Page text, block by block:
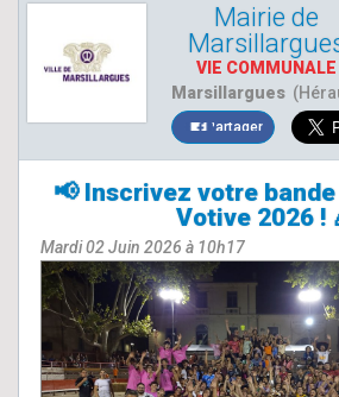
Mairie de
VIE COMMUNALE
Marsillargues
Partager
📢 Inscrivez votre
Votive 2026 !
Mardi 02 Juin 2026 à 10h17